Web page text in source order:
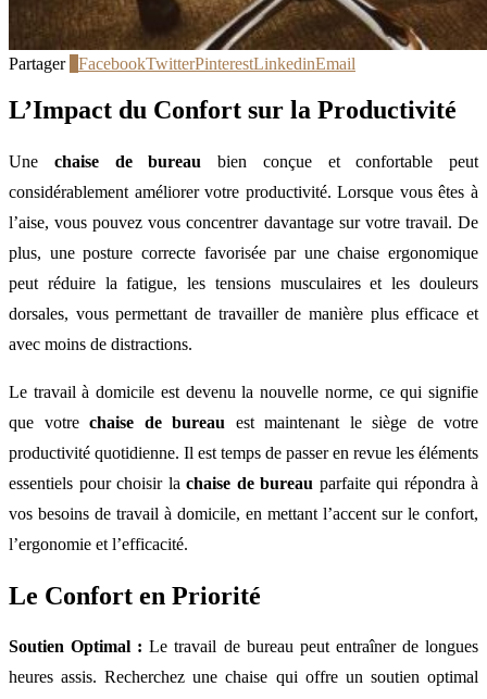
Partager FacebookTwitterPinterestLinkedinEmail
L’Impact du Confort sur la Productivité
Une chaise de bureau bien conçue et confortable peut
considérablement améliorer votre productivité. Lorsque vous êtes à
l’aise, vous pouvez vous concentrer davantage sur votre travail. De
plus, une posture correcte favorisée par une chaise ergonomique
peut réduire la fatigue, les tensions musculaires et les douleurs
dorsales, vous permettant de travailler de manière plus efficace et
avec moins de distractions.
Le travail à domicile est devenu la nouvelle norme, ce qui signifie
que votre chaise de bureau est maintenant le siège de votre
productivité quotidienne. Il est temps de passer en revue les éléments
essentiels pour choisir la chaise de bureau parfaite qui répondra à
vos besoins de travail à domicile, en mettant l’accent sur le confort,
l’ergonomie et l’efficacité.
Le Confort en Priorité
Soutien Optimal : Le travail de bureau peut entraîner de longues
heures assis. Recherchez une chaise qui offre un soutien optimal